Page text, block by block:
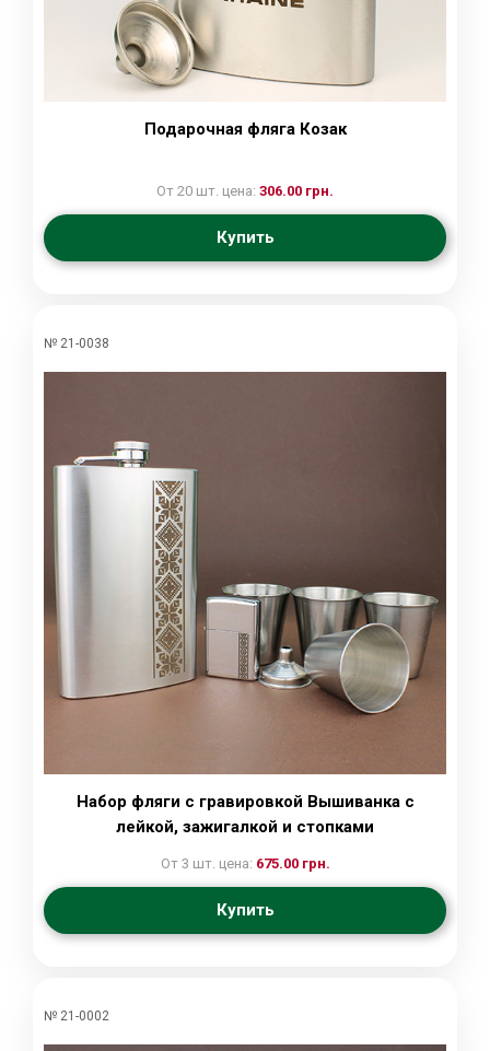
Подарочная фляга Козак
От 20 шт. цена: 306.00 грн.
Купить
№ 21-0038
Набор фляги с гравировкой Вышиванка с
лейкой, зажигалкой и стопками
От 3 шт. цена: 675.00 грн.
Купить
№ 21-0002